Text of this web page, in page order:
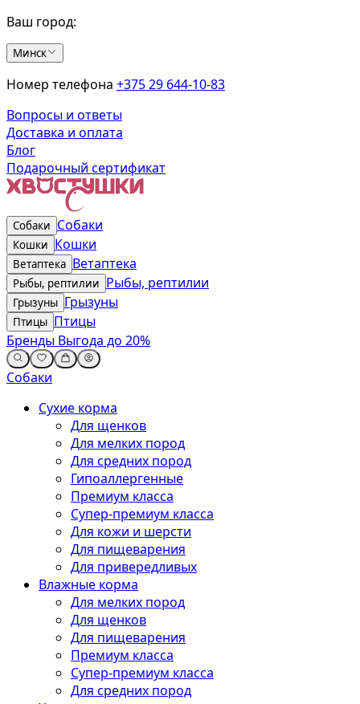
Ваш город:
Минск
Номер телефона +375 29 644-10-83
Вопросы и ответы
Доставка и оплата
Блог
Подарочный сертификат
Собаки Собаки
Кошки Кошки
Ветаптека Ветаптека
Рыбы, рептилии Рыбы, рептилии
Грызуны Грызуны
Птицы Птицы
Бренды Выгода до 20%
Собаки
Сухие корма
Для щенков
Для мелких пород
Для средних пород
Гипоаллергенные
Премиум класса
Супер-премиум класса
Для кожи и шерсти
Для пищеварения
Для привередливых
Влажные корма
Для мелких пород
Для щенков
Для пищеварения
Премиум класса
Супер-премиум класса
Для средних пород